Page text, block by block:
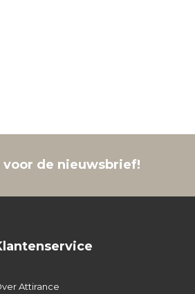
de nieuwsbrief!
Attirance